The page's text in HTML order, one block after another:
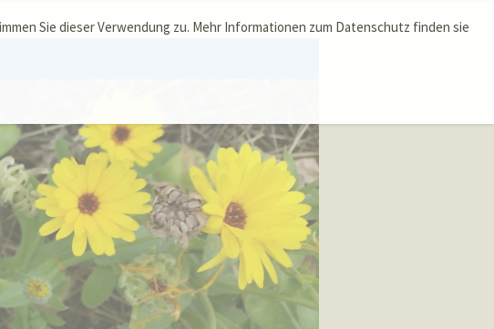
Sie dieser Verwendung zu. Mehr Informationen zum Datenschutz finden sie